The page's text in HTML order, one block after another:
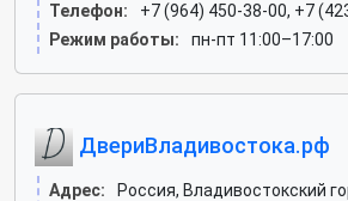
Телефон:
+7 (964) 450-38-00, +7
Режим работы:
пн-пт 11:00–17:00
ДвериВладивостока.рф
Адрес:
Россия, Владивостокский